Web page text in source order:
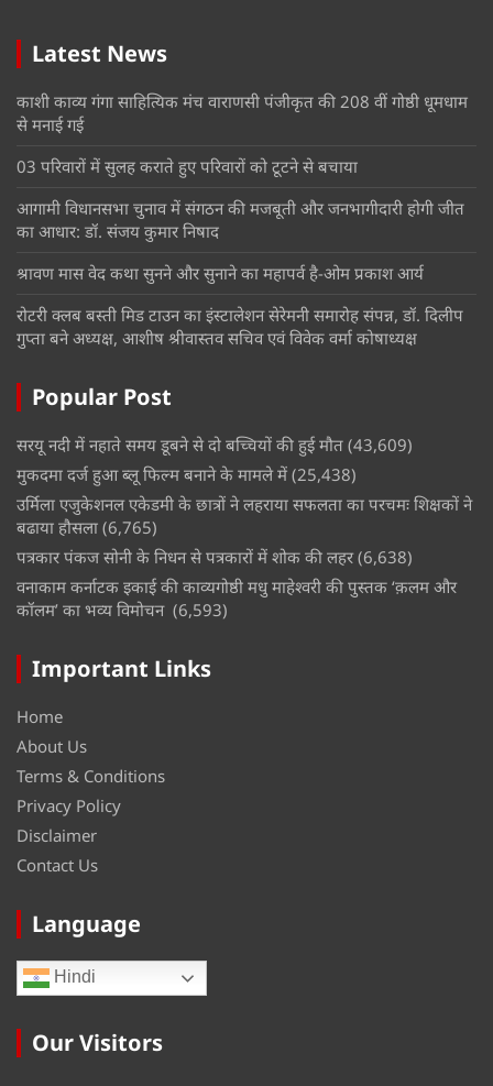
Latest News
काशी काव्य गंगा साहित्यिक मंच वाराणसी पंजीकृत की 208 वीं गोष्ठी धूमधाम
से मनाई गई
03 परिवारों में सुलह कराते हुए परिवारों को टूटने से बचाया
आगामी विधानसभा चुनाव में संगठन की मजबूती और जनभागीदारी होगी जीत
का आधार: डॉ. संजय कुमार निषाद
श्रावण मास वेद कथा सुनने और सुनाने का महापर्व है-ओम प्रकाश आर्य
रोटरी क्लब बस्ती मिड टाउन का इंस्टालेशन सेरेमनी समारोह संपन्न, डॉ. दिलीप
गुप्ता बने अध्यक्ष, आशीष श्रीवास्तव सचिव एवं विवेक वर्मा कोषाध्यक्ष
Popular Post
सरयू नदी में नहाते समय डूबने से दो बच्चियों की हुई मौत (43,609)
मुकदमा दर्ज हुआ ब्लू फिल्म बनाने के मामले में (25,438)
उर्मिला एजुकेशनल एकेडमी के छात्रों ने लहराया सफलता का परचमः शिक्षकों ने
बढाया हौसला (6,765)
पत्रकार पंकज सोनी के निधन से पत्रकारों में शोक की लहर (6,638)
वनाकाम कर्नाटक इकाई की काव्यगोष्ठी मधु माहेश्वरी की पुस्तक ‘क़लम और
कॉलम’ का भव्य विमोचन (6,593)
Important Links
Home
About Us
Terms & Conditions
Privacy Policy
Disclaimer
Contact Us
Language
Hindi
Our Visitors